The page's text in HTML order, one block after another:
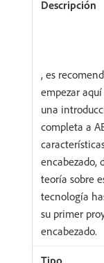
, es
empezar
una
completa a
encabezado,
teoría sobre
tecnología
su primer
encabezado.